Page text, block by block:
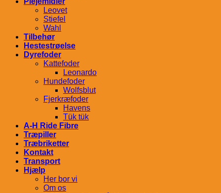
Leovet
Stiefel
Wahl
Tilbehør
Hestestrøelse
Dyrefoder
Kattefoder
Leonardo
Hundefoder
Wolfsblut
Fjerkræfoder
Havens
Tük tük
A-H Ride Fibre
Træpiller
Træbriketter
Kontakt
Transport
Hjælp
Her bor vi
Om os